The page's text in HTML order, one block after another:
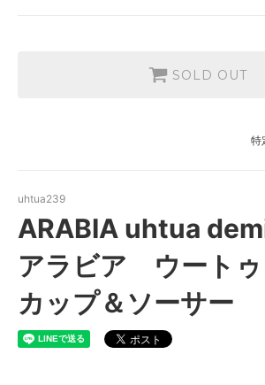
SOLD OUT
特
uhtua239
ARABIA uhtua
アラビア ウート
カップ＆ソーサー